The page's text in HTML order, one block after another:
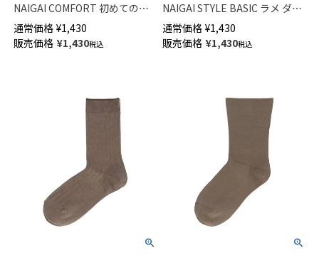
NAIGAI COMFORT 初めての着
圧ソックスハイソックス レディ
ース 【365日最短翌日発送】
90301033
通常価格 ¥1,430
販売価格 ¥1,430税込
NAIGAI STYLE BASIC ラメ ダブ
ルカフ クルー丈レディース ソ
ックス 03097502
通常価格 ¥1,430
販売価格 ¥1,430税込